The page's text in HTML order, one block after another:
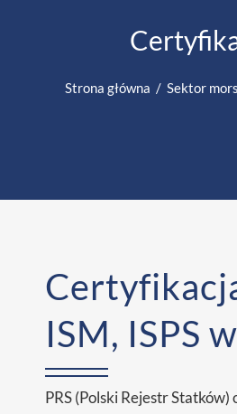
Strona główna Sektor
ISM, ISPS
PRS (Polski Rejestr Statków)